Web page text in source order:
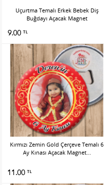
Uçurtma Temalı Erkek Bebek Diş
Buğdayı Açacak Magnet
9.00 TL
Kırmızı Zemin Gold Çerçeve Temalı 6
Ay Kınası Açacak Magnet...
11.00 TL